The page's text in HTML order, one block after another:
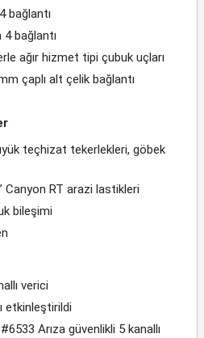
bağlantı
bağlantı
ağır hizmet tipi çubuk uçları
çaplı alt çelik bağlantı
teçhizat tekerlekleri, göbek
Canyon RT arazi lastikleri
bileşimi
verici
etkinleştirildi
Arıza güvenlikli 5 kanallı